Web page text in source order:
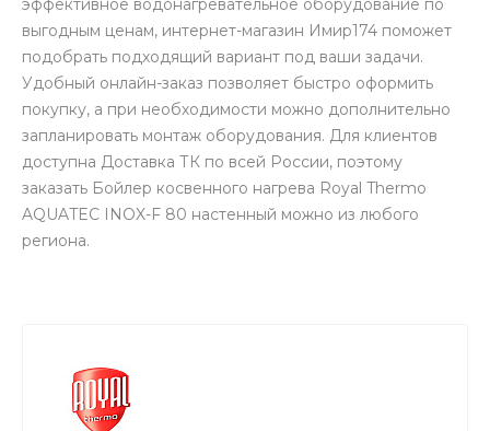
эффективное водонагревательное оборудование по
выгодным ценам, интернет-магазин Имир174 поможет
подобрать подходящий вариант под ваши задачи.
Удобный онлайн-заказ позволяет быстро оформить
покупку, а при необходимости можно дополнительно
запланировать монтаж оборудования. Для клиентов
доступна Доставка ТК по всей России, поэтому
заказать Бойлер косвенного нагрева Royal Thermo
AQUATEC INOX-F 80 настенный можно из любого
региона.